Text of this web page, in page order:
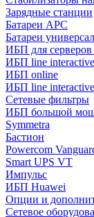
Зарядные станции
Батареи APC
Батареи
ИБП для серверов
ИБП line
ИБП online
ИБП linе interactive
Сетевые фильтры
ИБП большой
Symmetra
Бастион
Powercom
Smart UPS VT
Импульс
ИБП Huawei
Опции и
Сетевое